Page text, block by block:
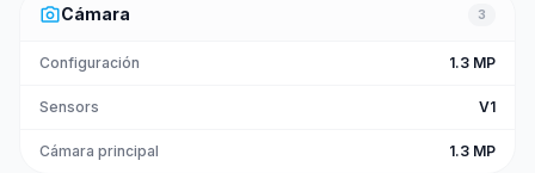
photo_cameraCámara 3
Configuración 1.3 MP
Sensors V1
Cámara principal 1.3 MP